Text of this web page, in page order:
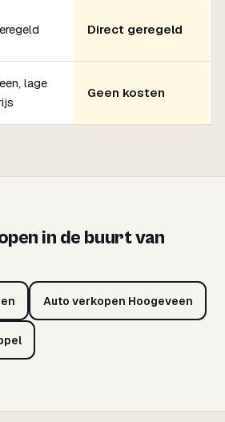
Direct geregeld
lage
Geen kosten
in de buurt van
Auto verkopen Hoogeveen